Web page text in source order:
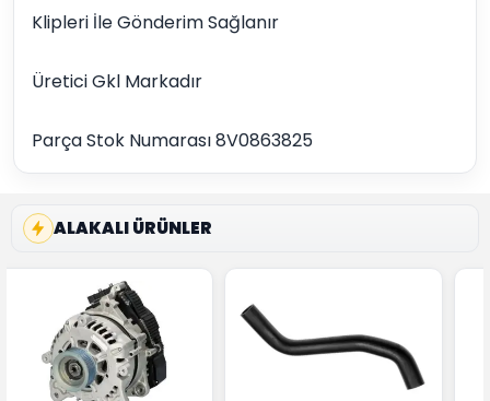
Klipleri İle Gönderim Sağlanır
Üretici Gkl Markadır
Parça Stok Numarası 8V0863825
ALAKALI ÜRÜNLER